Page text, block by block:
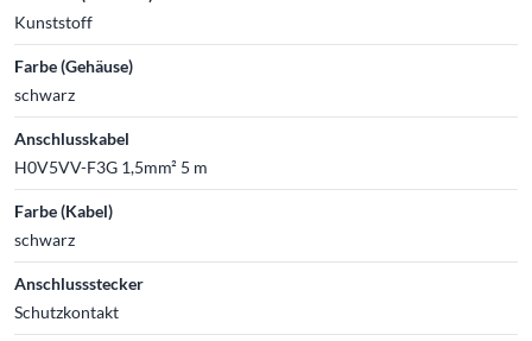
Kunststoff
Farbe (Gehäuse)
schwarz
Anschlusskabel
H0V5VV-F3G 1,5mm² 5 m
Farbe (Kabel)
schwarz
Anschlussstecker
Schutzkontakt